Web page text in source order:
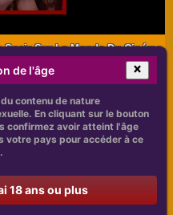
Speir Sur Le Monde Du Cinéma
grâce à son talent
a réussi à se faire un
en jouant des rôles
Elle a également
le monde grâce à
à l'écran et son
Speir est devenue une
de l'âge
contenu de nature
En cliquant sur le bouton
confirmez avoir atteint l'âge
votre pays pour accéder à ce
18 ans ou plus